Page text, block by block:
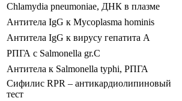
Chlamydia pneumoniae, ДНК в плазме
Антитела IgG к Mycoplasma hominis
Антитела IgG к вирусу гепатита А
РПГА с Salmonella gr.С
Антитела к Salmonella typhi, РПГА
Сифилис RPR – антикардиолипиновый
тест